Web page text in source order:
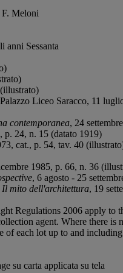
F. Meloni
anni Sessanta
Liceo Saracco, 11
contemporanea, 24
p. 24, n. 15 (datato 1919)
cat., p. 54, tav. 40
1985, p. 66, n. 36
, 6 agosto - 25
mito dell'architettura, 19
Regulations 2006 apply to
agent. Where there
each lot up to and
su carta applicata su tela